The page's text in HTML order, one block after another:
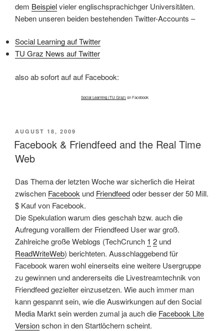
dem Beispielvieler englischsprachichger Universitäten.
Neben unseren beiden bestehenden Twitter-Accounts –
Social Learning auf Twitter
TU Graz News auf Twitter
also ab sofort auf auf Facebook:
Social Learning (TU Graz) on Facebook
VERÖFFENTLICHT
AM
AUGUST 18, 2009
Facebook & Friendfeed and the Real Time
Web
Das Thema der letzten Woche war sicherlich die Heirat
zwischen Facebook und Friendfeedoder besser der 50 Mill.
$ Kauf von Facebook.
Die Spekulation warum dies geschah bzw. auch die
Aufregung voralllem der Friendfeed User war groß.
Zahlreiche große Weblogs (TechCrunch 1 2 und
ReadWriteWeb) berichteten. Ausschlaggebend für
Facebook waren wohl einerseits eine weitere Usergruppe
zu gewinnen und andererseits die Livestreamtechnik von
Friendfeed gezielter einzusetzen. Wie auch immer man
kann gespannt sein, wie die Auswirkungen auf den Social
Media Markt sein werden zumal ja auch die Facebook Lite
Versionschon in den Startlöchern scheint.